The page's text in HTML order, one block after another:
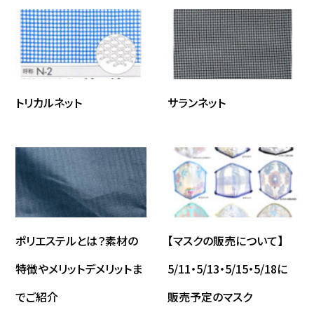
10053356-m 38 30 356
トリカルネット サランネット
ポリエステルとは？素材の
特徴やメリットデメリットま
でご紹介
【マスクの販売について】
5/11・5/13・5/15・5/18に
販売予定のマスク